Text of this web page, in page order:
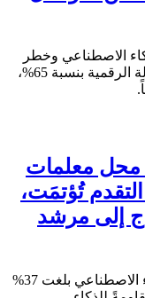
نسبة تعرض 38% للذكاء الاصطناعي وخطر
أتمتة 18% فقط. يُنتج الذكاء الاصطناعي الأدلة الرقمية بنسبة 65%،
محل معلمات
تُؤتمَت،
إلى مرشد
يواجه معلمو مونتيسوري نسبة تعرض للذكاء الاصطناعي بلغت 37%